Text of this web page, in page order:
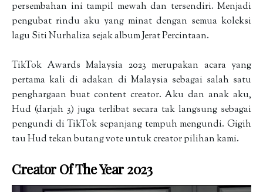
persembahan ini tampil mewah dan tersendiri. Menjadi
pengubat rindu aku yang minat dengan semua koleksi
lagu Siti Nurhaliza sejak album Jerat Percintaan.
TikTok Awards Malaysia 2023 merupakan acara yang
pertama kali di adakan di Malaysia sebagai salah satu
penghargaan buat content creator. Aku dan anak aku,
Hud (darjah 3) juga terlibat secara tak langsung sebagai
pengundi di TikTok sepanjang tempuh mengundi. Gigih
tau Hud tekan butang vote untuk creator pilihan kami.
Creator Of The Year 2023